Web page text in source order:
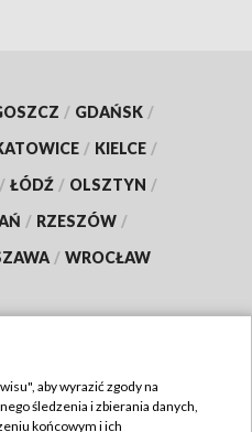
/ GDAŃSK /
/ KIELCE /
/ ŁÓDŹ / OLSZTYN /
/ RZESZÓW /
/ WROCŁAW
aby wyrazić zgody na
śledzenia i zbierania danych,
końcowym i ich